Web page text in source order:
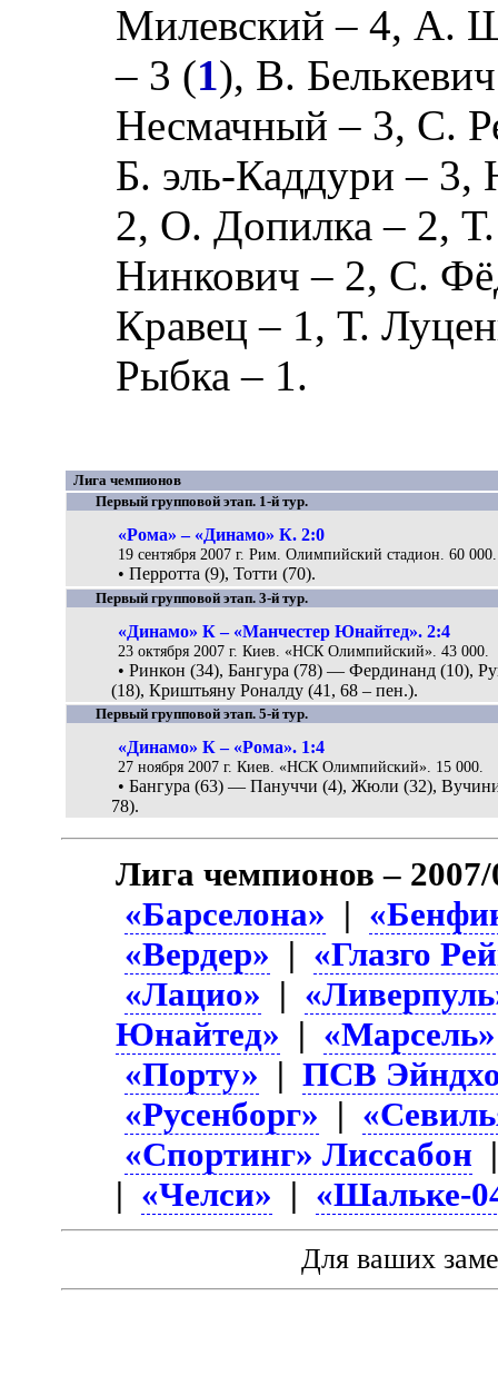
Милевский – 4, А.
– 3 (1), В. Белькевич
Несмачный – 3, С.
Б. эль-Каддури – 3,
2, О. Допилка – 2,
Нинкович – 2, С.
Кравец – 1,Т.
Рыбка – 1.
Лига чемпионов
Первый групповой этап. 1-й тур.
«Рома» – «Динамо» К. 2:0
19 сентября 2007 г. Рим. Олимпийский стадион. 60 000.
• Перротта (9), Тотти (70).
Первый групповой этап. 3-й тур.
«Динамо» К – «Манчестер Юнайтед». 2:4
23 октября 2007 г. Киев. «НСК Олимпийский». 43 000.
• Ринкон (34), Бангура (78) — Фердинанд (10),
(18), Криштьяну Роналду (41, 68 – пен.).
Первый групповой этап. 5-й тур.
«Динамо» К – «Рома». 1:4
27 ноября 2007 г. Киев. «НСК Олимпийский». 15 000.
• Бангура (63) — Пануччи (4), Жюли (32),
78).
Лига чемпионов –
«Барселона» |
«Вердер» | «Глазго
«Лацио» |
Юнайтед» | «Марсель»
«Порту» |ПСВ
«Русенборг» |
«Спортинг» Лиссабон
| «Челси» | «Шальке-
Для ваших